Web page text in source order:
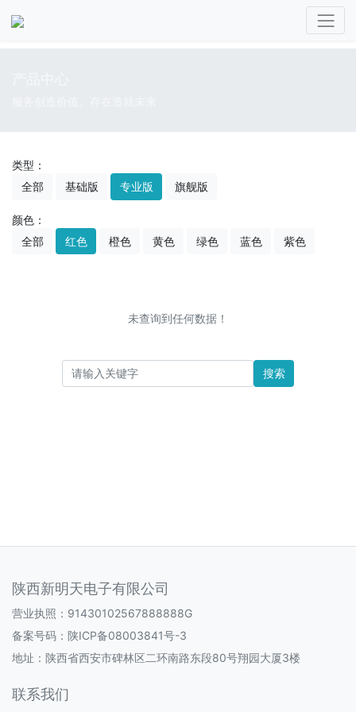
类型：
全部
基础版 专业版 旗舰版
颜色：
全部
红色 橙色 黄色 绿色 蓝色 紫色
未查询到任何数据！
搜索
陕西新明天电子有限公司
营业执照：91430102567888888G
备案号码： 陕ICP备08003841号-3
地址：陕西省西安市碑林区二环南路东段80号翔园大厦3楼
联系我们